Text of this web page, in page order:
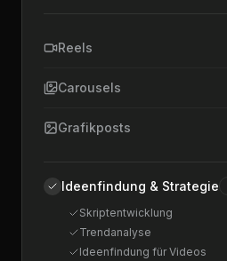
Reels
Carousels
Grafikposts
Ideenfindung & Strategie
Skriptentwicklung
Trendanalyse
Ideenfindung für Videos